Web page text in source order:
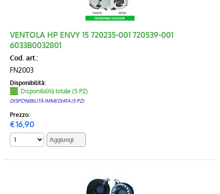
VENTOLA HP ENVY 15 720235-001 720539-001
6033B0032801
Cod. art.:
FN2003
Disponibilità:
Disponibilità totale (5 PZ)
DISPONIBILITÀ IMMEDIATA (5 PZ)
Prezzo:
€16,90